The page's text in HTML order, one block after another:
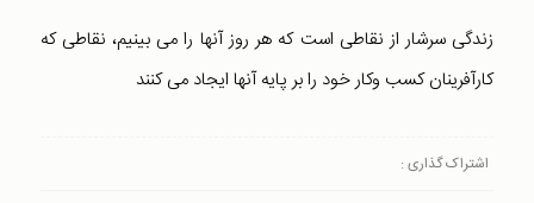
زندگی سرشار از نقاطی است که هر روز آنها را می بینیم، نقاطی که
کارآفرینان کسب وکار خود را بر پایه آنها ایجاد می کنند
اشتراک گذاری :